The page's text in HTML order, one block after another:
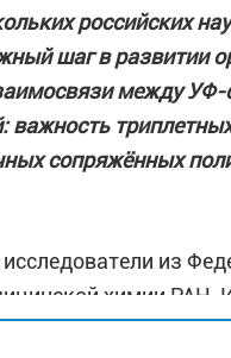
российских
шаг в развитии
между
важность
сопряжённых
из
химии РАН,
физики металлов